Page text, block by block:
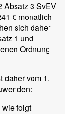
Absatz 3 SvEV
€ monatlich
sich daher
1 und
Ordnung
daher vom 1.
wie folgt